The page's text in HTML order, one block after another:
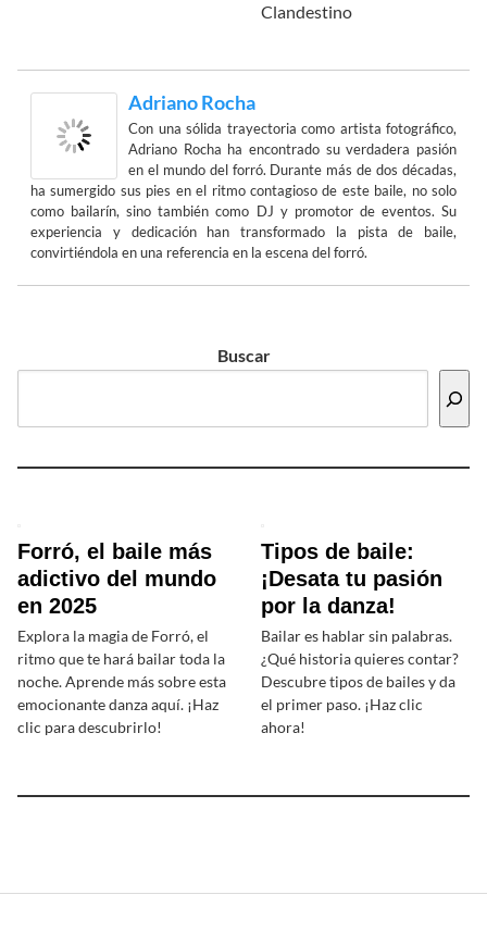
Clandestino
Adriano Rocha
Con una sólida trayectoria como artista fotográfico,
Adriano Rocha ha encontrado su verdadera pasión
en el mundo del forró. Durante más de dos décadas,
ha sumergido sus pies en el ritmo contagioso de este baile, no solo
como bailarín, sino también como DJ y promotor de eventos. Su
experiencia y dedicación han transformado la pista de baile,
convirtiéndola en una referencia en la escena del forró.
Buscar
Forró, el baile más
adictivo del mundo
en 2025
Explora la magia de Forró, el
ritmo que te hará bailar toda la
noche. Aprende más sobre esta
emocionante danza aquí. ¡Haz
clic para descubrirlo!
Tipos de baile:
¡Desata tu pasión
por la danza!
Bailar es hablar sin palabras.
¿Qué historia quieres contar?
Descubre tipos de bailes y da
el primer paso. ¡Haz clic
ahora!